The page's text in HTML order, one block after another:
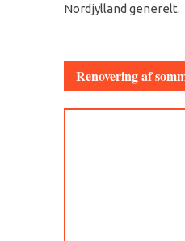
Nordjylland generelt.
Renovering af